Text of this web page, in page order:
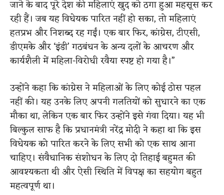
जाने के बाद पूरे देश की महिलाएं खुद को ठगा हुआ महसूस कर
रही हैं। जब यह विधेयक पारित नहीं हो सका, तो महिलाएं
हतप्रभ और निशब्द रह गईं। एक बार फिर, कांग्रेस, टीएसी,
डीएमके और ‘इंडी’ गठबंधन के अन्य दलों के आचरण और
कार्यशैली में महिला-विरोधी रवैया स्पष्ट हो गया है।”
उन्होंने कहा कि कांग्रेस ने महिलाओं के लिए कोई ठोस पहल
नहीं की। यह उनके लिए अपनी गलतियों को सुधारने का एक
मौका था, लेकिन एक बार फिर उन्होंने इसे गंवा दिया। यह भी
बिल्कुल साफ है कि प्रधानमंत्री नरेंद्र मोदी ने कहा था कि इस
विधेयक को पारित करने के लिए सभी को एक साथ आना
चाहिए। संवैधानिक संशोधन के लिए दो तिहाई बहुमत की
आवश्यकता थी और ऐसी स्थिति में विपक्ष का सहयोग बहुत
महत्वपूर्ण था।